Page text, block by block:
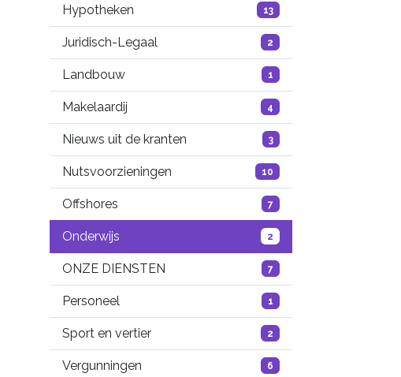
Hypotheken 13
Juridisch-Legaal 2
Landbouw 1
Makelaardij 4
Nieuws uit de kranten 3
Nutsvoorzieningen 10
Offshores 7
Onderwijs 2
ONZE DIENSTEN 7
Personeel 1
Sport en vertier 2
Vergunningen 6